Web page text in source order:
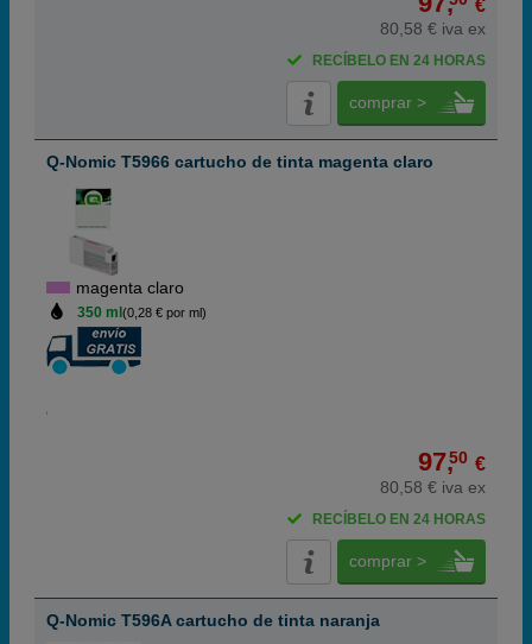
€
80,58 € iva ex
RECÍBELO EN 24 HORAS
comprar >
Q-Nomic T5966 cartucho de tinta magenta claro
magenta claro
350 ml (0,28 € por ml)
97,50 €
80,58 € iva ex
RECÍBELO EN 24 HORAS
comprar >
Q-Nomic T596A cartucho de tinta naranja